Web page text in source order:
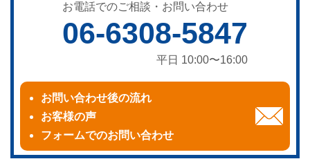
お電話でのご相談・お問い合わせ
06-6308-5847
平日 10:00〜16:00
お問い合わせ後の流れ
お客様の声
フォームでのお問い合わせ